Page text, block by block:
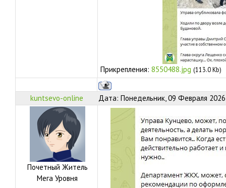
Прикрепления: 8550488.jpg (113.0 Kb)
kuntsevo-online Дата: Понедельник, 09 Февраля
Почетный Житель
Мега Уровня